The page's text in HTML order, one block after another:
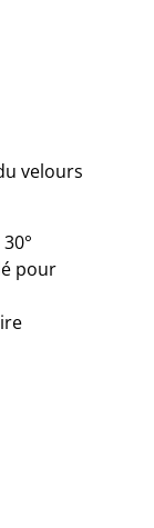
velours
pour